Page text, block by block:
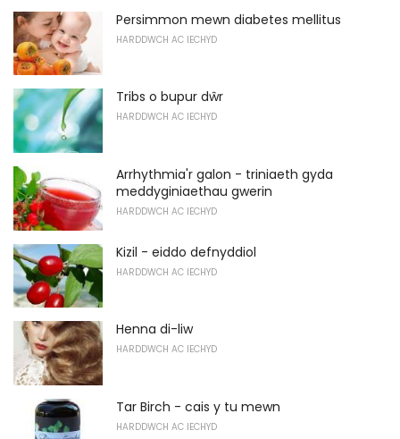
Persimmon mewn diabetes mellitus
HARDDWCH AC IECHYD
Tribs o bupur dŵr
HARDDWCH AC IECHYD
Arrhythmia'r galon - triniaeth gyda
meddyginiaethau gwerin
HARDDWCH AC IECHYD
Kizil - eiddo defnyddiol
HARDDWCH AC IECHYD
Henna di-liw
HARDDWCH AC IECHYD
Tar Birch - cais y tu mewn
HARDDWCH AC IECHYD